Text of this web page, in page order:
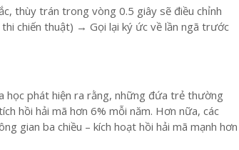
thùy trán trong vòng 0.5 giây sẽ điều chỉnh
chiến thuật) → Gọi lại ký ức về lần ngã trước
học phát hiện ra rằng, những đứa trẻ thường
hồi hải mã hơn 6% mỗi năm. Hơn nữa, các
gian ba chiều – kích hoạt hồi hải mã mạnh hơn